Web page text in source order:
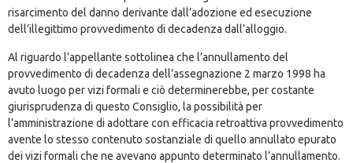
risarcimento del danno derivante dall’adozione ed esecuzione
dell’illegittimo provvedimento di decadenza dall’alloggio.
Al riguardo l’appellante sottolinea che l’annullamento del
provvedimento di decadenza dell’assegnazione 2 marzo 1998 ha
avuto luogo per vizi formali e ciò determinerebbe, per costante
giurisprudenza di questo Consiglio, la possibilità per
l’amministrazione di adottare con efficacia retroattiva provvedimento
avente lo stesso contenuto sostanziale di quello annullato epurato
dei vizi formali che ne avevano appunto determinato l’annullamento.